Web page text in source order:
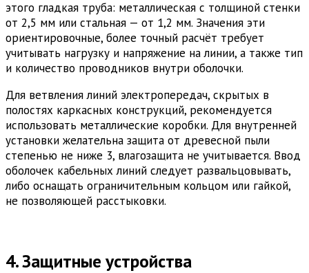
этого гладкая труба: металлическая с толщиной стенки
от 2,5 мм или стальная — от 1,2 мм. Значения эти
ориентировочные, более точный расчёт требует
учитывать нагрузку и напряжение на линии, а также тип
и количество проводников внутри оболочки.
Для ветвления линий электропередач, скрытых в
полостях каркасных конструкций, рекомендуется
использовать металлические коробки. Для внутренней
установки желательна защита от древесной пыли
степенью не ниже 3, влагозащита не учитывается. Ввод
оболочек кабельных линий следует развальцовывать,
либо оснащать ограничительным кольцом или гайкой,
не позволяющей расстыковки.
4. Защитные устройства